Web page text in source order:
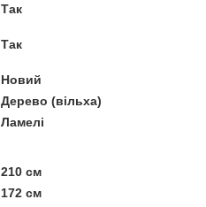
Так
Так
Новий
Дерево (вільха)
Ламелі
210 см
172 см